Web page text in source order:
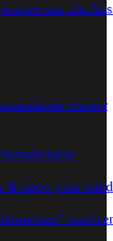
uns ein
meiner
& open your